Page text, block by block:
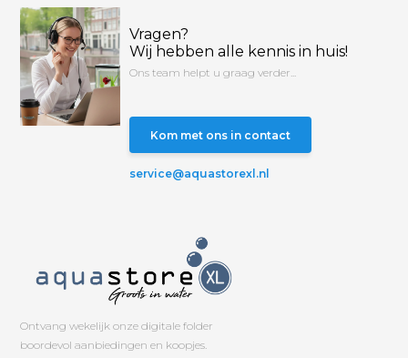
Vragen?
Wij hebben alle kennis in huis!
Ons team helpt u graag verder...
Kom met ons in contact
service@aquastorexl.nl
Ontvang wekelijk onze digitale folder
boordevol aanbiedingen en koopjes.